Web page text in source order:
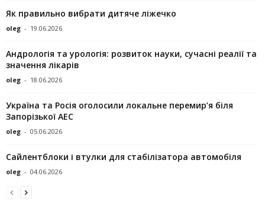
Як правильно вибрати дитяче ліжечко
oleg - 19.06.2026
Андрологія та урологія: розвиток науки, сучасні реалії та
значення лікарів
oleg - 18.06.2026
Україна та Росія оголосили локальне перемир’я біля
Запорізької АЕС
oleg - 05.06.2026
Сайлентблоки і втулки для стабілізатора автомобіля
oleg - 04.06.2026